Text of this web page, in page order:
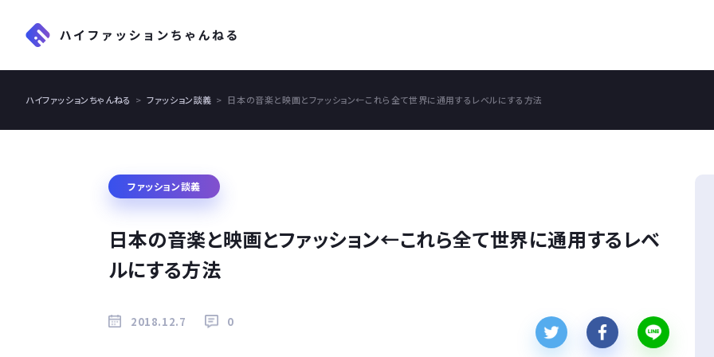
ハイファッションちゃんねる ファッション談義 日本の音楽と映画とファッション←これら全て世界に通用するレベルにする方法
ファッション談義
日本の音楽と映画とファッション←これら全て世界に通用するレベ
ルにする方法
2018.12.7 0